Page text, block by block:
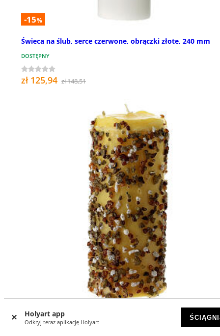
Holyart app
Odkryj teraz aplikację Holyart
-15%
Świeca na ślub, serce czerwone, obrączki złote, 240 mm
DOSTĘPNY
zł 125,94 zł 148,51
Świeczka wotywna Święty Józef, kadzidło, h 14 cm